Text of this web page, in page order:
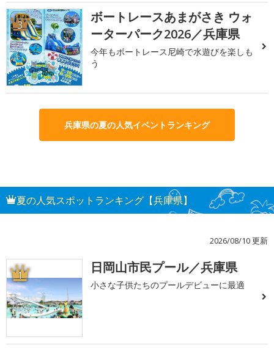
3
ボートレースあまがさき ウォ
ーターパーク2026／兵庫県
今年もボートレース尼崎で水遊びを楽しも
う
兵庫県の夏の人気イベントランキング
夏の人気スポットランキング【兵庫県】
2026/08/10 更新
1 日岡山市民プール／兵庫県
小さな子供たちのプールデビューに最適